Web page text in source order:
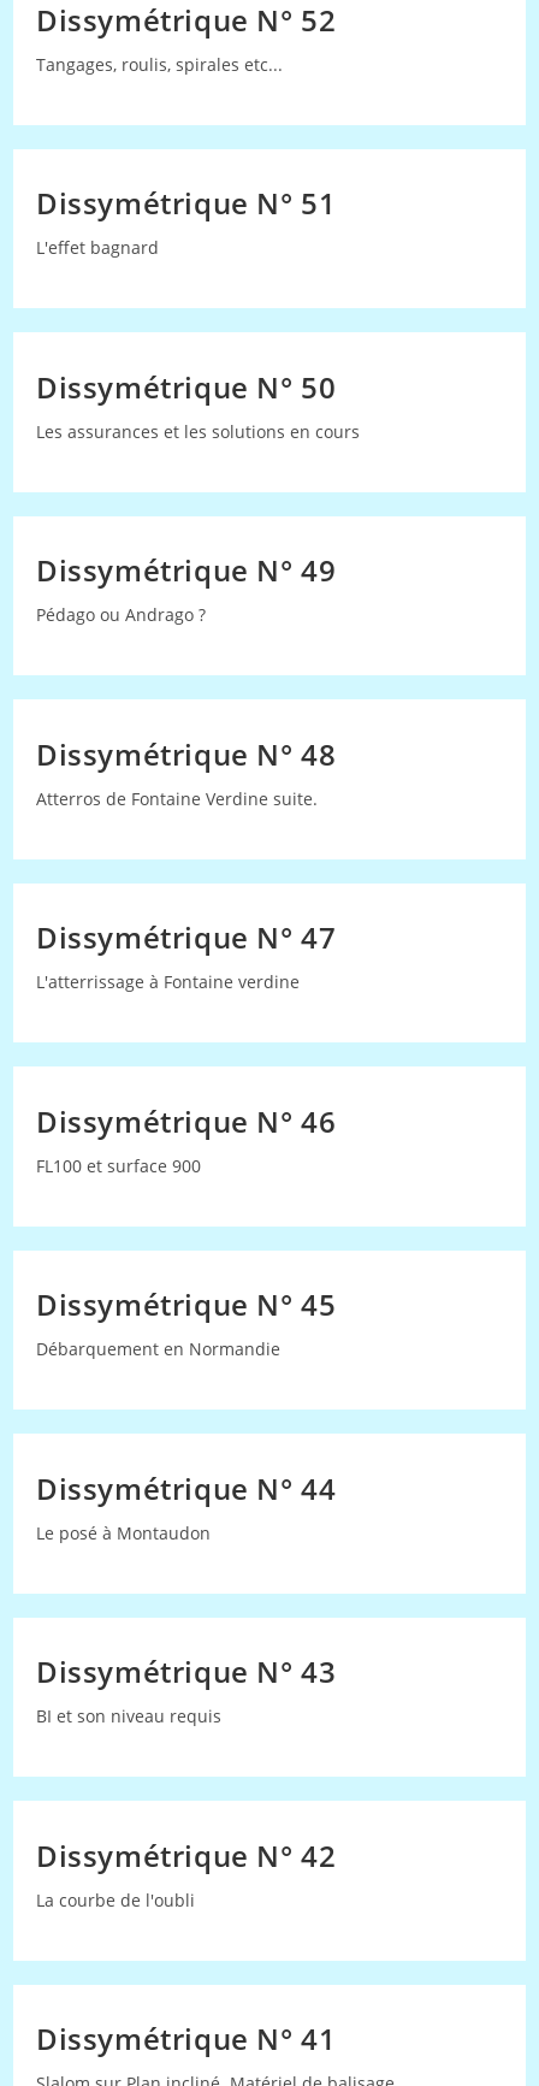
Dissymétrique N° 52
Tangages, roulis, spirales etc...
Dissymétrique N° 51
L'effet bagnard
Dissymétrique N° 50
Les assurances et les solutions en cours
Dissymétrique N° 49
Pédago ou Andrago ?
Dissymétrique N° 48
Atterros de Fontaine Verdine suite.
Dissymétrique N° 47
L'atterrissage à Fontaine verdine
Dissymétrique N° 46
FL100 et surface 900
Dissymétrique N° 45
Débarquement en Normandie
Dissymétrique N° 44
Le posé à Montaudon
Dissymétrique N° 43
BI et son niveau requis
Dissymétrique N° 42
La courbe de l'oubli
Dissymétrique N° 41